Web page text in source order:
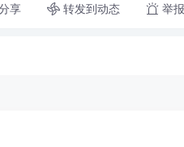
享 转发到动态 举报